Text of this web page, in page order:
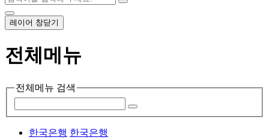
레이어 창닫기
전체메뉴
전체메뉴 검색
한국은행 한국은행